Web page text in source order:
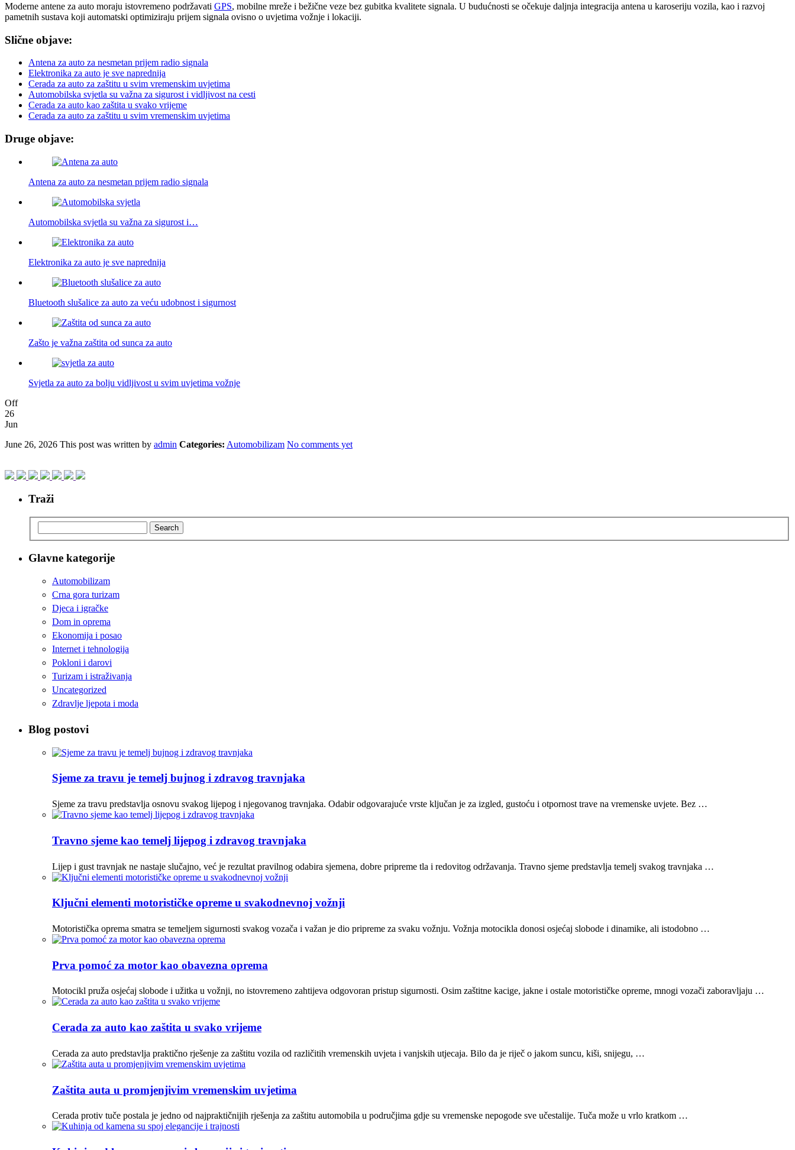
Moderne antene za auto moraju istovremeno podržavati GPS, mobilne mreže i bežične veze bez gubitka kvalitete signala. U budućnosti se očekuje daljnja integracija antena u karoseriju vozila, kao i razvoj
pametnih sustava koji automatski optimiziraju prijem signala ovisno o uvjetima vožnje i lokaciji.
Slične objave:
Antena za auto za nesmetan prijem radio signala
Elektronika za auto je sve naprednija
Cerada za auto za zaštitu u svim vremenskim uvjetima
Automobilska svjetla su važna za sigurost i vidljivost na cesti
Cerada za auto kao zaštita u svako vrijeme
Cerada za auto za zaštitu u svim vremenskim uvjetima
Druge objave:
Antena za auto za nesmetan prijem radio signala
Automobilska svjetla su važna za sigurost i…
Elektronika za auto je sve naprednija
Bluetooth slušalice za auto za veću udobnost i sigurnost
Zašto je važna zaštita od sunca za auto
Svjetla za auto za bolju vidljivost u svim uvjetima vožnje
Off
26
Jun
June 26, 2026 This post was written by admin Categories: Automobilizam No comments yet
Traži
Search
Glavne kategorije
Automobilizam
Crna gora turizam
Djeca i igračke
Dom in oprema
Ekonomija i posao
Internet i tehnologija
Pokloni i darovi
Turizam i istraživanja
Uncategorized
Zdravlje ljepota i moda
Blog postovi
Sjeme za travu je temelj bujnog i zdravog travnjaka
Sjeme za travu predstavlja osnovu svakog lijepog i njegovanog travnjaka. Odabir odgovarajuće vrste ključan je za izgled, gustoću i otpornost trave na vremenske uvjete. Bez …
Travno sjeme kao temelj lijepog i zdravog travnjaka
Lijep i gust travnjak ne nastaje slučajno, već je rezultat pravilnog odabira sjemena, dobre pripreme tla i redovitog održavanja. Travno sjeme predstavlja temelj svakog travnjaka …
Ključni elementi motorističke opreme u svakodnevnoj vožnji
Motoristička oprema smatra se temeljem sigurnosti svakog vozača i važan je dio pripreme za svaku vožnju. Vožnja motocikla donosi osjećaj slobode i dinamike, ali istodobno …
Prva pomoć za motor kao obavezna oprema
Motocikl pruža osjećaj slobode i užitka u vožnji, no istovremeno zahtijeva odgovoran pristup sigurnosti. Osim zaštitne kacige, jakne i ostale motorističke opreme, mnogi vozači zaboravljaju …
Cerada za auto kao zaštita u svako vrijeme
Cerada za auto predstavlja praktično rješenje za zaštitu vozila od različitih vremenskih uvjeta i vanjskih utjecaja. Bilo da je riječ o jakom suncu, kiši, snijegu, …
Zaštita auta u promjenjivim vremenskim uvjetima
Cerada protiv tuče postala je jedno od najpraktičnijih rješenja za zaštitu automobila u područjima gdje su vremenske nepogode sve učestalije. Tuča može u vrlo kratkom …